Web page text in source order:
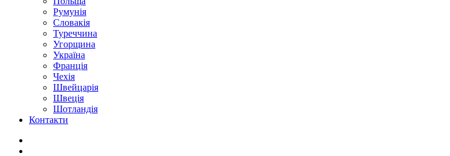
Румунія
Словакія
Туреччина
Угорщина
Україна
Франція
Чехія
Швейцарія
Швеція
Шотландія
Контакти